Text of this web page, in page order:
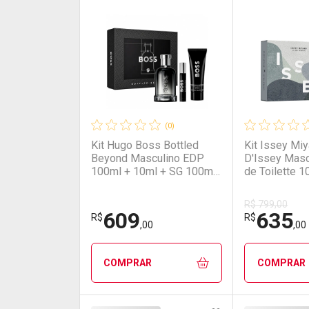
(0)
Kit Hugo Boss Bottled
Beyond Masculino EDP
100ml + 10ml + SG 100ml
R$609,00
COMPRAR
Kit Issey
D'Issey
de Toilette
R$ 799,00
R$635,00
COMPRAR